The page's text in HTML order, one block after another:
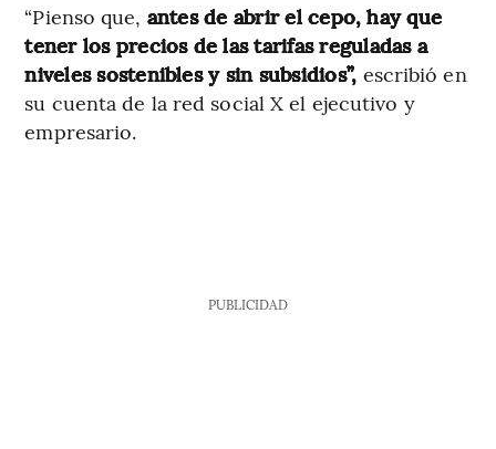
“Pienso que, antes de abrir el cepo, hay que
tener los precios de las tarifas reguladas a
niveles sostenibles y sin subsidios”, escribió en
su cuenta de la red social X el ejecutivo y
empresario.
PUBLICIDAD